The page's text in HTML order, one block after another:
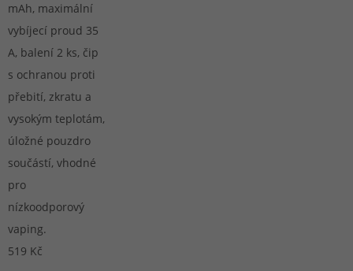
mAh, maximální
vybíjecí proud 35
A, balení 2 ks, čip
s ochranou proti
přebití, zkratu a
vysokým teplotám,
úložné pouzdro
součástí, vhodné
pro
nízkoodporový
vaping.
519 Kč